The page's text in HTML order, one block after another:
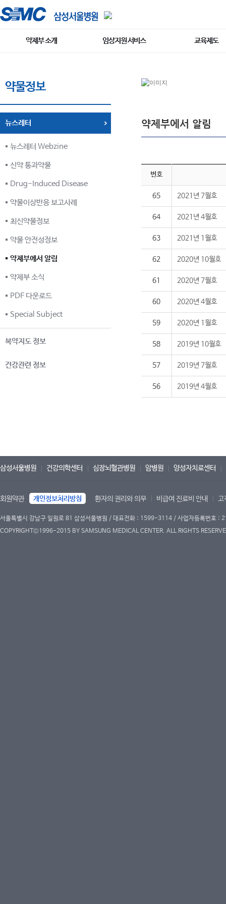
약제부 소개 임상지원 서비스 교육제도
약물정보
뉴스레터
뉴스레터 Webzine
신약 통과약물
Drug-Induced Disease
약물이상반응 보고사례
최신약물정보
약물 안전성정보
약제부에서 알림
약제부 소식
PDF 다운로드
Special Subject
복약지도 정보
건강관련 정보
약제부에서 알림
번호
65 2021년 7월호
64 2021년 4월호
63 2021년 1월호
62 2020년 10월호
61 2020년 7월호
60 2020년 4월호
59 2020년 1월호
58 2019년 10월호
57 2019년 7월호
56 2019년 4월호
삼성서울병원 건강의학센터 심장뇌혈관병원 암병원 양성자치료센터
회원약관 개인정보처리방침 환자의 권리와 의무 비급여 진료비 안내 고
서울특별시 강남구 일원로 81 삼성서울병원 / 대표전화 : 1599-3114 / 사업자등록번호
COPYRIGHT©1996-2015 BY SAMSUNG MEDICAL CENTER. ALL RIGHTS